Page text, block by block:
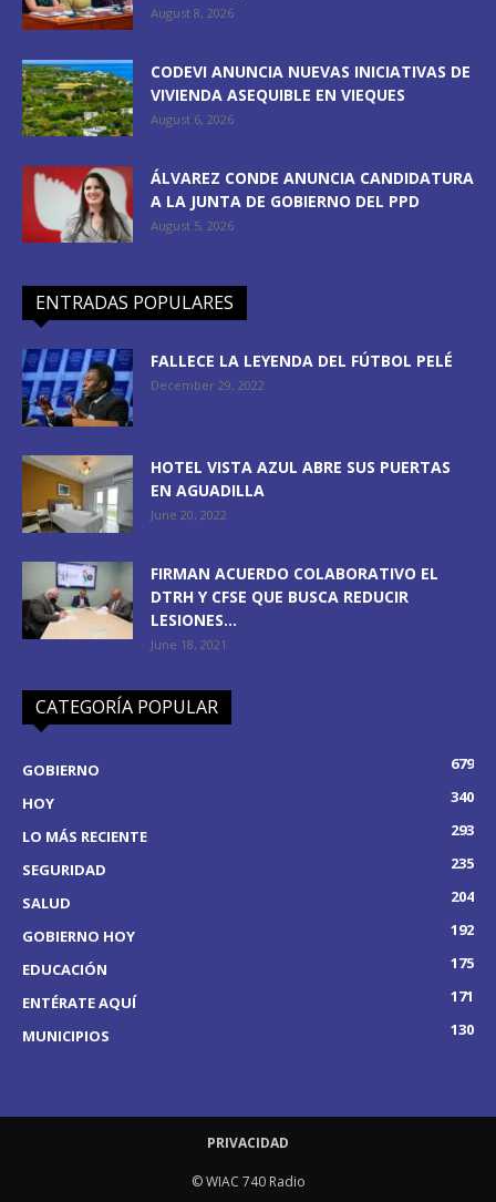
August 8, 2026
CODEVI ANUNCIA NUEVAS INICIATIVAS DE
VIVIENDA ASEQUIBLE EN VIEQUES
August 6, 2026
ÁLVAREZ CONDE ANUNCIA CANDIDATURA
A LA JUNTA DE GOBIERNO DEL PPD
August 5, 2026
ENTRADAS POPULARES
FALLECE LA LEYENDA DEL FÚTBOL PELÉ
December 29, 2022
HOTEL VISTA AZUL ABRE SUS PUERTAS
EN AGUADILLA
June 20, 2022
FIRMAN ACUERDO COLABORATIVO EL
DTRH Y CFSE QUE BUSCA REDUCIR
LESIONES...
June 18, 2021
CATEGORÍA POPULAR
GOBIERNO
679
HOY
340
LO MÁS RECIENTE
293
SEGURIDAD
235
SALUD
204
GOBIERNO HOY
192
EDUCACIÓN
175
ENTÉRATE AQUÍ
171
MUNICIPIOS
130
PRIVACIDAD
© WIAC 740 Radio